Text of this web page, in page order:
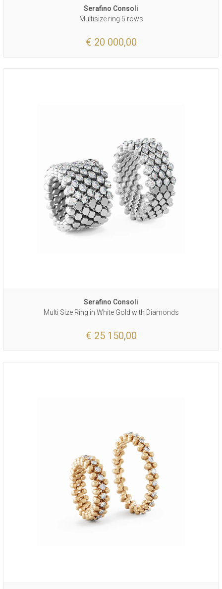
Serafino Consoli
Multisize ring 5 rows
€ 20 000,00
Serafino Consoli
Multi Size Ring in White Gold with Diamonds
€ 25 150,00